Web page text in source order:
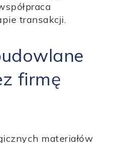
transakcji.
firmę
materiałów